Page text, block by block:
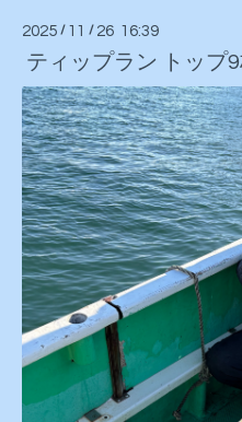
2025 / 11 / 26 16:39
ティップラン トップ